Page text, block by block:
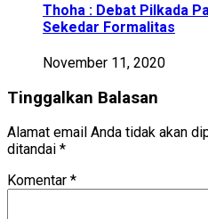
Thoha : Debat Pilkada
Sekedar Formalitas
November 11, 2020
Tinggalkan Balasan
Alamat email Anda tidak akan
ditandai *
Komentar *